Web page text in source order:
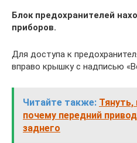
Блок предохранителей
приборов.
Для доступа к
вправо крышку с надписью
Читайте также: Тянуть,
почему передний
заднего